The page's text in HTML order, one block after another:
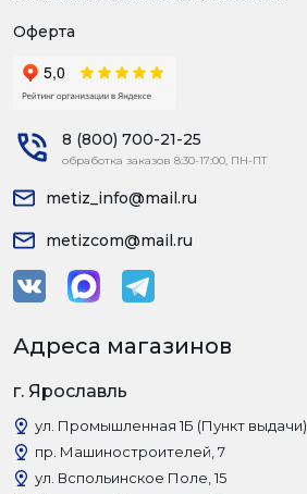
Оферта
8 (800) 700-21-25
обработка заказов 8:30-17:00, ПН-ПТ
metiz_info@mail.ru
metizcom@mail.ru
Адреса магазинов
г. Ярославль
ул. Промышленная 1Б (Пункт выдачи)
пр. Машиностроителей, 7
ул. Вспольинское Поле, 15